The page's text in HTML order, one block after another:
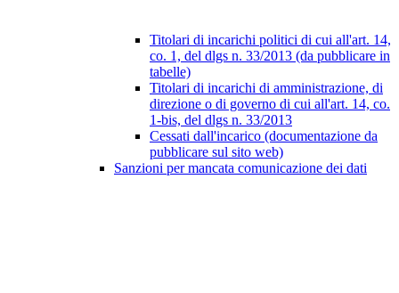
Titolari di incarichi politici di cui all'art. 14,
co. 1, del dlgs n. 33/2013 (da pubblicare in
tabelle)
Titolari di incarichi di amministrazione, di
direzione o di governo di cui all'art. 14, co.
1-bis, del dlgs n. 33/2013
Cessati dall'incarico (documentazione da
pubblicare sul sito web)
Sanzioni per mancata comunicazione dei dati